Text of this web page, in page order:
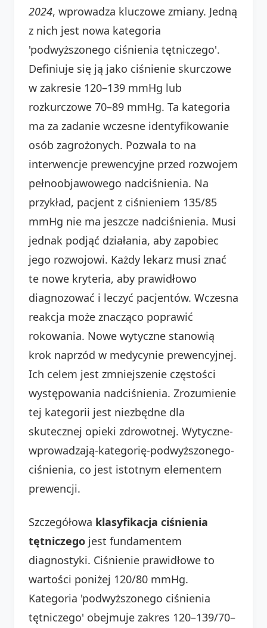
2024, wprowadza kluczowe zmiany. Jedną
z nich jest nowa kategoria
'podwyższonego ciśnienia tętniczego'.
Definiuje się ją jako ciśnienie skurczowe
w zakresie 120–139 mmHg lub
rozkurczowe 70–89 mmHg. Ta kategoria
ma za zadanie wczesne identyfikowanie
osób zagrożonych. Pozwala to na
interwencje prewencyjne przed rozwojem
pełnoobjawowego nadciśnienia. Na
przykład, pacjent z ciśnieniem 135/85
mmHg nie ma jeszcze nadciśnienia. Musi
jednak podjąć działania, aby zapobiec
jego rozwojowi. Każdy lekarz musi znać
te nowe kryteria, aby prawidłowo
diagnozować i leczyć pacjentów. Wczesna
reakcja może znacząco poprawić
rokowania. Nowe wytyczne stanowią
krok naprzód w medycynie prewencyjnej.
Ich celem jest zmniejszenie częstości
występowania nadciśnienia. Zrozumienie
tej kategorii jest niezbędne dla
skutecznej opieki zdrowotnej. Wytyczne-
wprowadzają-kategorię-podwyższonego-
ciśnienia, co jest istotnym elementem
prewencji.
Szczegółowa klasyfikacja ciśnienia
tętniczego jest fundamentem
diagnostyki. Ciśnienie prawidłowe to
wartości poniżej 120/80 mmHg.
Kategoria 'podwyższonego ciśnienia
tętniczego' obejmuje zakres 120–139/70–